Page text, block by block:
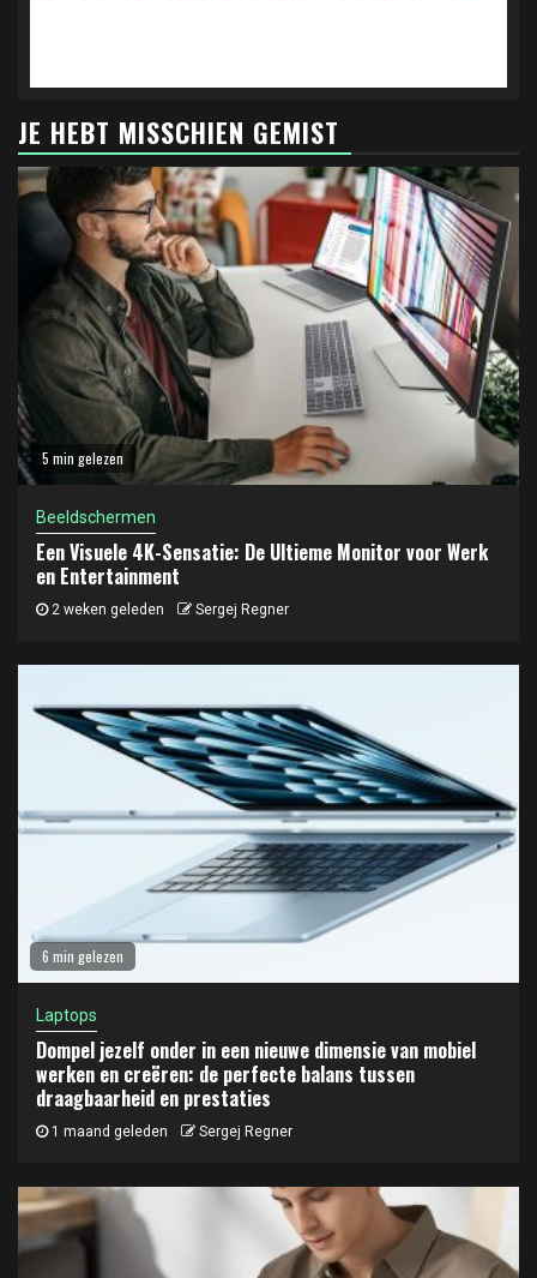
JE HEBT MISSCHIEN GEMIST
5 min gelezen
Beeldschermen
Een Visuele 4K-Sensatie: De Ultieme Monitor voor Werk
en Entertainment
2 weken geleden Sergej Regner
6 min gelezen
Laptops
Dompel jezelf onder in een nieuwe dimensie van mobiel
werken en creëren: de perfecte balans tussen
draagbaarheid en prestaties
1 maand geleden Sergej Regner